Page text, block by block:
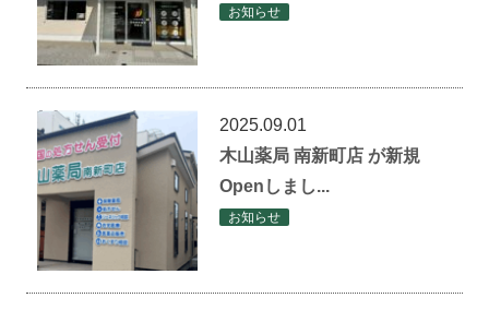
お知らせ
2025.09.01
木山薬局 南新町店 が新規
Openしまし...
お知らせ